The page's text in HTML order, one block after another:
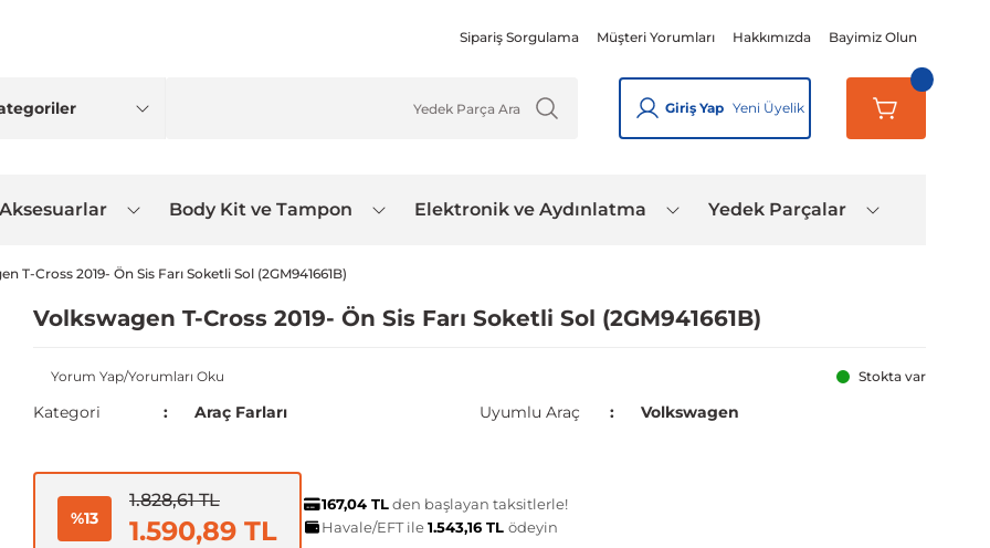
Sipariş Sorgulama Müşteri Yorumları Hakkımızda Bayimiz Olun
Giriş Yap Yeni Üyelik
Aksesuarlar Body Kit ve Tampon Elektronik ve Aydınlatma Yedek Parçalar
T-Cross 2019- Ön Sis Farı Soketli Sol (2GM941661B)
Volkswagen T-Cross 2019- Ön Sis Farı Soketli Sol (2GM941661B)
Yorum Yap/Yorumları Oku Stokta var
Kategori Araç Farları Uyumlu Araç Volkswagen
%13
1.828,61 TL
1.590,89 TL
167,04 TLden başlayan taksitlerle!
Havale/EFT ile1.543,16 TL ödeyin